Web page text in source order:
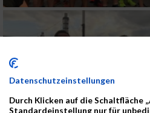
Datenschutzeinstellungen
Durch Klicken auf die Schaltfläche
Standardeinstellung nur für